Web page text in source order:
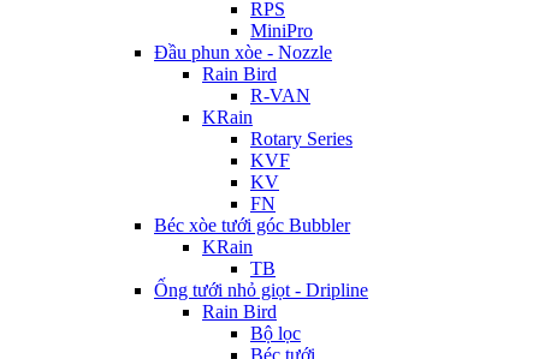
RPS
MiniPro
Đầu phun xòe - Nozzle
Rain Bird
R-VAN
KRain
Rotary Series
KVF
KV
FN
Béc xòe tưới góc Bubbler
KRain
TB
Ống tưới nhỏ giọt - Dripline
Rain Bird
Bộ lọc
Béc tưới